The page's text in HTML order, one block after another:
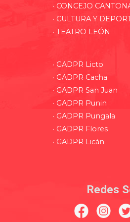
· CONCEJO
· CULTURA Y
· TEATRO LEÓN
· GADPR Licto
· GADPR Cacha
· GADPR San Juan
· GADPR Punin
· GADPR Pungala
· GADPR Flores
· GADPR Licán
Redes